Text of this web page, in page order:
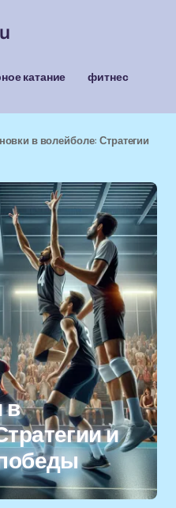
катание
фитнес
в волейболе: Стратегии
в
и